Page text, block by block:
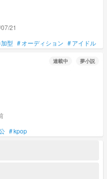
21
型 #オーディション #アイドル
連載中 夢小説
#kpop